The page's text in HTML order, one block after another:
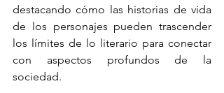
destacando cómo las historias de vida
de los personajes pueden trascender
los límites de lo literario para conectar
con aspectos profundos de la
sociedad.